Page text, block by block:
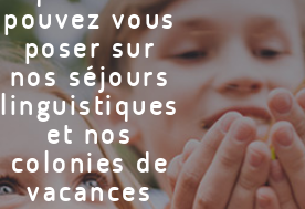
pouvez vous
poser sur
nos séjours
linguistiques
et nos
colonies de
vacances